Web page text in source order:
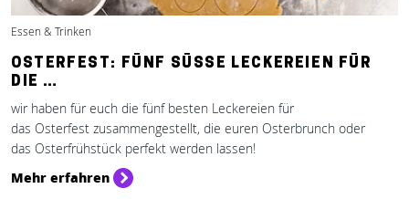
Essen & Trinken
OSTERFEST: FÜNF SÜSSE LECKEREIEN FÜR D
IE …
wir haben für euch die fünf besten Leckereien für
das Osterfest zusammengestellt, die euren Osterbrunch oder
das Osterfrühstück perfekt werden lassen!
Mehr erfahren